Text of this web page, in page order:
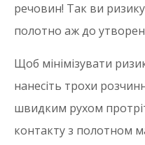
речовин! Так ви
полотно аж до
Щоб мінімізувати
нанесіть трохи
швидким рухом
контакту з полотном